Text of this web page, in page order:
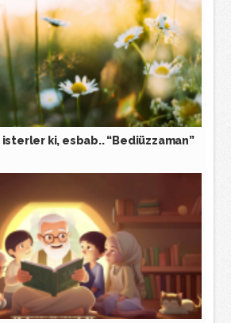
ki, esbab.. “Bediüzzaman”